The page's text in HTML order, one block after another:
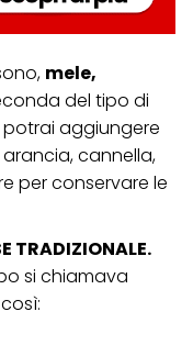
mele,
del tipo di
aggiungere
cannella,
per conservare le
TRADIZIONALE.
si chiamava